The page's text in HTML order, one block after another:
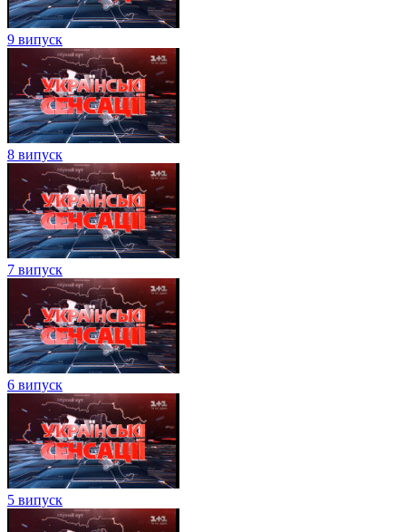
9 випуск
8 випуск
7 випуск
6 випуск
5 випуск